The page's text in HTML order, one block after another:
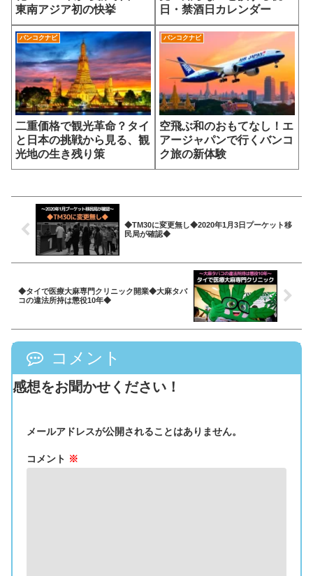
東南アジア初の快挙
日・禁酒日カレンダー
バンコクナビ
二重価格で観光革命？タイ
と日本の挑戦から見る、観
光地の生き残り策
バンコクナビ
空飛ぶ和のおもてなし！エ
アージャパンで行くバンコ
ク旅の新体験
◆TM30に変更無し◆2020年1月3日プーケット移
民局が確認◆
◆タイで医療大麻専門クリニック開業◆大麻タバ
コの違法所持は懲役10年◆
コメント
感想をお聞かせください！
メールアドレスが公開されることはありません。
コメント ※